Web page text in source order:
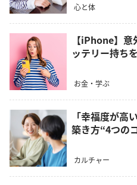
心と体
【iPhone】
ッテリー持ち
お金・学ぶ
「幸福度が高
築き方“4つの
カルチャー